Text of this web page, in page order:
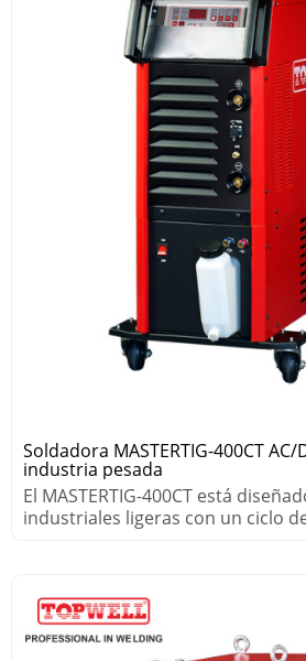
Soldadora MASTERTIG-400CT AC/
industria pesada
El MASTERTIG-400CT está
industriales ligeras con un ciclo